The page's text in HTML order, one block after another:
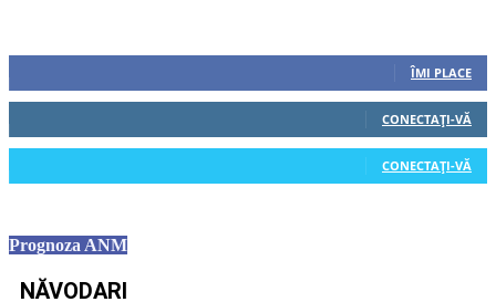
ÎMI PLACE
CONECTAȚI-VĂ
CONECTAȚI-VĂ
Prognoza ANM
NĂVODARI